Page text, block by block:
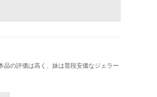
の評価は高く、妹は普段安価なジェラー